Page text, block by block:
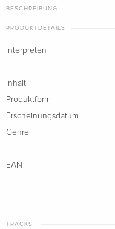
BESCHREIBUNG
PRODUKTDETAILS
Interpreten
Inhalt
Produktform
Erscheinungsdatum
Genre
EAN
TRACKS